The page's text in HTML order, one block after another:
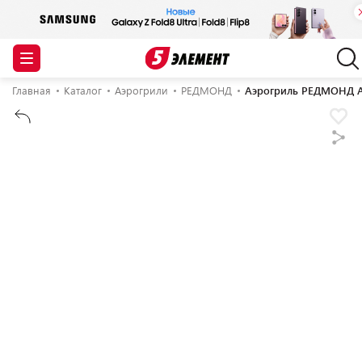
Главная Каталог Аэрогрили РЕДМОНД Аэрогриль РЕДМОНД